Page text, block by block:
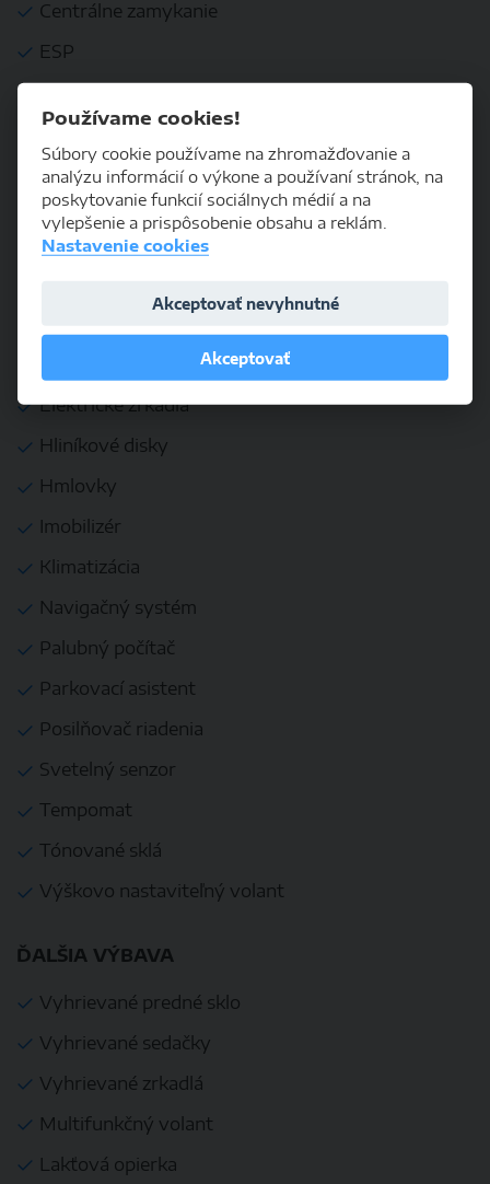
Centrálne zamykanie
ESP
Autorádio
KOMFORT
Dažďový senzor
Elektrické zrkadlá
Hliníkové disky
Hmlovky
Imobilizér
Klimatizácia
Navigačný systém
Palubný počítač
Parkovací asistent
Posilňovač riadenia
Svetelný senzor
Tempomat
Tónované sklá
Výškovo nastaviteľný volant
ĎALŠIA VÝBAVA
Vyhrievané predné sklo
Vyhrievané sedačky
Vyhrievané zrkadlá
Multifunkčný volant
Lakťová opierka
Používame cookies!
Súbory cookie používame na zhromažďovanie a
analýzu informácií o výkone a používaní stránok, na
poskytovanie funkcií sociálnych médií a na
vylepšenie a prispôsobenie obsahu a reklám.
Nastavenie cookies
Akceptovať nevyhnutné
Akceptovať